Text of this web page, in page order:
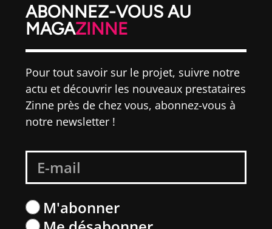
ABONNEZ-VOUS AU
MAGAZINNE
Pour tout savoir sur le projet, suivre notre
actu et découvrir les nouveaux prestataires
Zinne près de chez vous, abonnez-vous à
notre newsletter !
M'abonner